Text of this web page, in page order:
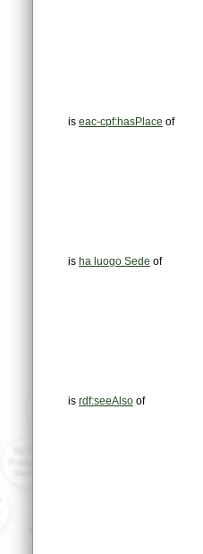
is eac-cpf:hasPlace of
is ha luogo Sede of
is rdf:seeAlso of